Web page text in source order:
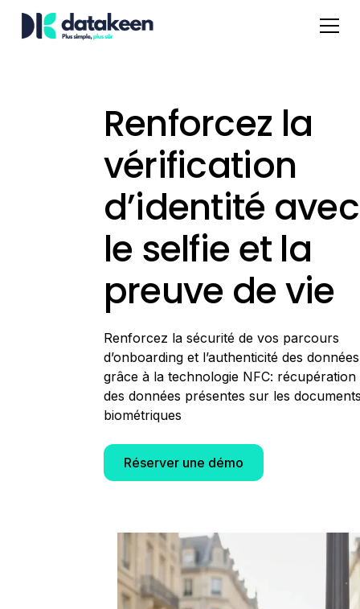
Renforcez la
vérification
d’identité avec
le selfie et la
preuve de vie
Renforcez la sécurité de vos parcours
d’onboarding et l’authenticité des données
grâce à la technologie NFC: récupération
des données présentes sur les
biométriques
Réserver une démo